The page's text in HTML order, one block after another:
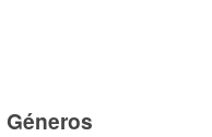
Géneros